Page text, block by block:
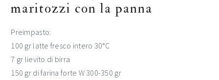
maritozzi con la panna
Preimpasto:
100 gr latte fresco intero 30°C
7 gr lievito di birra
150 gr di farina forte W 300-350 gr